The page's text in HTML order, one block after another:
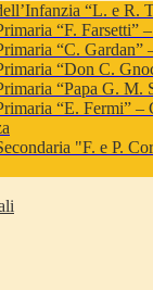
“L. e R.
“F. Farsetti”
“C. Gardan”
“Don C.
“Papa G. M.
“E. Fermi” –
"F. e P.